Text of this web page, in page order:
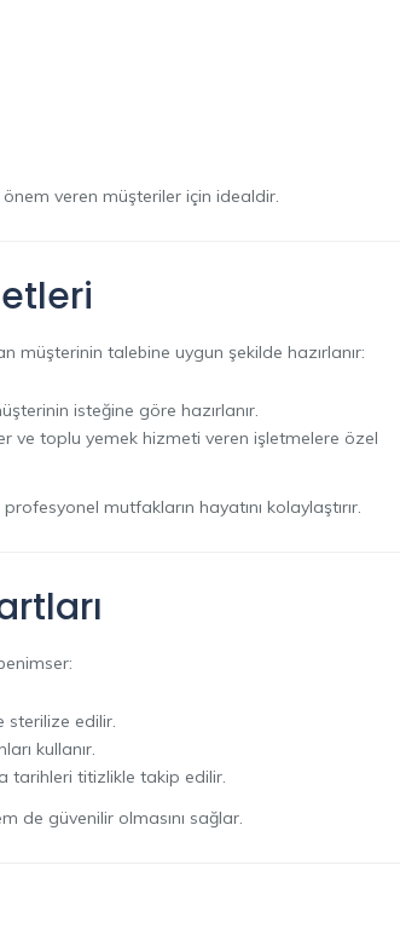
önem veren müşteriler için idealdir.
müşterinin talebine uygun şekilde hazırlanır:
isteğine göre hazırlanır.
ve toplu yemek hizmeti veren işletmelere özel
mutfakların hayatını kolaylaştırır.
edilir.
kullanır.
tarihleri titizlikle takip edilir.
de güvenilir olmasını sağlar.